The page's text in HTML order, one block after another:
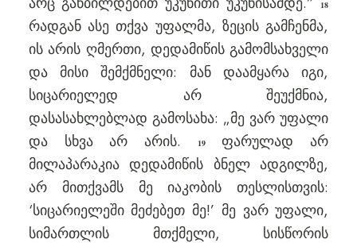
18
რადგან ასე თქვა უფალმა, ზეცის გამჩენმა,
ის არის ღმერთი, დედამიწის გამომსახველი
და მისი შემქმნელი: მან დაამყარა იგი,
სიცარიელედ არ შეუქმნია,
დასასახლებლად გამოსახა: „მე ვარ უფალი
და სხვა არ არის.
19ფარულად არ
მილაპარაკია დედამიწის ბნელ ადგილზე,
არ მითქვამს მე იაკობის თესლისთვის:
‘სიცარიელეში მეძებეთ მე!’ მე ვარ უფალი,
სიმართლის მთქმელი, სისწორის